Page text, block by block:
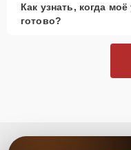
Как узнать, когда
готово?